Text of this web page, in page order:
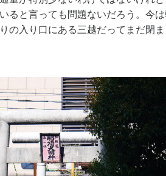
ると言っても問題ないだろう。今
の入り口にある三越だってまだ閉